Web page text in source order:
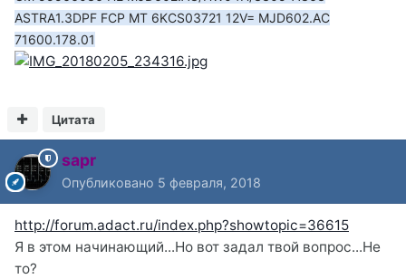
ASTRA1.3DPF FCP MT 6KCS03721 12V= MJD602.AC
71600.178.01
Цитата
sapr
Опубликовано 5 февраля, 2018
http://forum.adact.ru/index.php?showtopic=36615
Я в этом начинающий...Но вот задал твой вопрос...Не
то?